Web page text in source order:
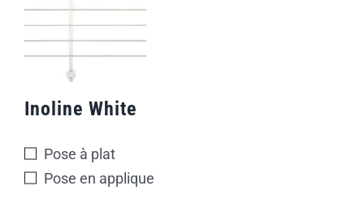
Inoline White
Pose à plat
Pose en applique